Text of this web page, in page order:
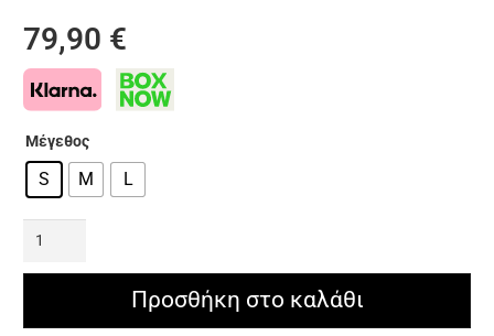
79,90 €
Μέγεθος
S M L
Maxi
Στο
Προσθήκη στο καλάθι